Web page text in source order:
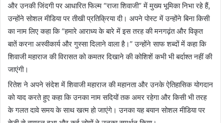
और उनकी जिंदगी पर आधारित फिल्म “राजा शिवाजी” में मुख्य भूमिका निभा रहे हैं,
उन्होंने सोशल मीडिया पर तीखी प्रतिक्रिया दी। अपने पोस्ट में उन्होंने बिना किसी
का नाम लिए कहा कि “हमारे आराध्य के बारे में इस तरह की मनगढ़ंत और विकृत
बातें करना अस्वीकार्य और गुस्सा दिलाने वाला है।” उन्होंने साफ शब्दों में कहा कि
शिवाजी महाराज की विरासत को कमतर दिखाने की कोशिशें कभी भी बर्दाश्त नहीं की
जाएंगी।
रितेश ने अपने संदेश में शिवाजी महाराज की महानता और उनके ऐतिहासिक योगदान
को याद करते हुए कहा कि उनका नाम सदियों तक अमर रहेगा और किसी भी तरह
के गलत दावे समय के साथ खत्म हो जाएंगे। उनका यह बयान सोशल मीडिया पर